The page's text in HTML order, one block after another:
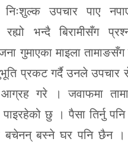
निःशुल्क उपचार पाए
भन्दै बिरामीसँग
गुमाएका माइला तामाङसँग
प्रकट गर्दै उनले उपचार
गरे । जवाफमा
पाइरहेको छु । पैसा तिर्नु
बचेनन् बस्ने घर पनि छैन